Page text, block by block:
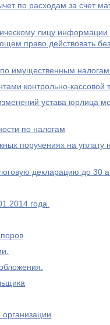
по расходам за счет
лицу информации
право действовать
по имущественным
контрольно-кассовой
устава юрлица
по налогам
поручениях на уплату
декларацию до 30
года.